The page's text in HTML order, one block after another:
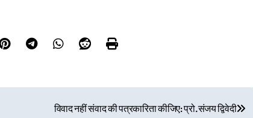
विवाद नहीं संवाद की पत्रकारिता कीजिए: प्रो.संजय द्विवेदी